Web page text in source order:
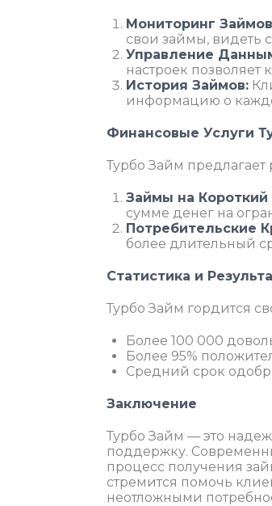
Мониторинг
свои займы, видеть
Управление
настроек
История Займов:
информацию о
Финансовые Услуги
Турбо Займ
Займы на Короткий
сумме денег на
Потребительские
более длительный
Статистика и
Турбо Займ гордится
Более 100 000
Более 95%
Средний срок
Заключение
Турбо Займ — это
поддержку.
процесс получения
стремится помочь
неотложными